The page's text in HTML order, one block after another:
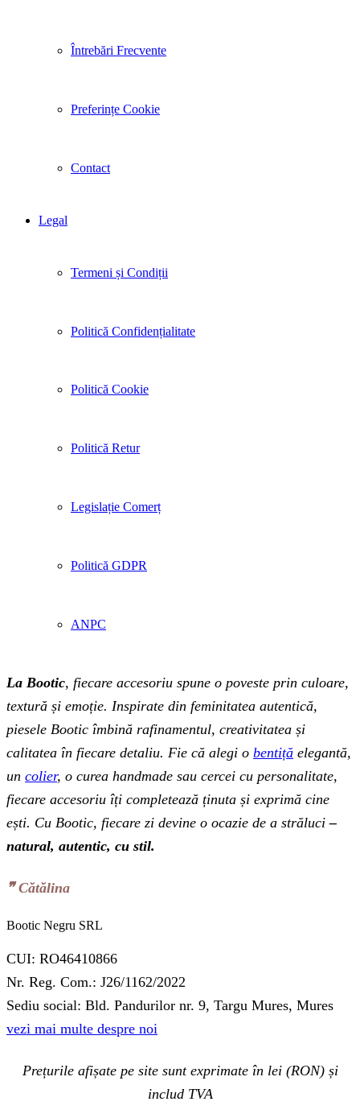
Întrebări Frecvente
Preferințe Cookie
Contact
Legal
Termeni și Condiții
Politică Confidențialitate
Politică Cookie
Politică Retur
Legislație Comerț
Politică GDPR
ANPC
La Bootic, fiecare accesoriu spune o poveste prin culoare,
textură și emoție. Inspirate din feminitatea autentică,
piesele Bootic îmbină rafinamentul, creativitatea și
calitatea în fiecare detaliu. Fie că alegi o bentiță elegantă,
un colier, o curea handmade sau cercei cu personalitate,
fiecare accesoriu îți completează ținuta și exprimă cine
ești. Cu Bootic, fiecare zi devine o ocazie de a străluci –
natural, autentic, cu stil.
❞‬ Cătălina
Bootic Negru SRL
CUI: RO46410866
Nr. Reg. Com.: J26/1162/2022
Sediu social: Bld. Pandurilor nr. 9, Targu Mures, Mures
vezi mai multe despre noi
Prețurile afișate pe site sunt exprimate în lei (RON) și
includ TVA